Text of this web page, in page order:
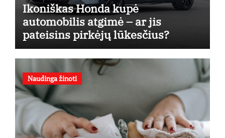
Ikoniškas Honda kupė
automobilis atgimė – ar jis
pateisins pirkėjų lūkesčius?
Naudinga žinoti